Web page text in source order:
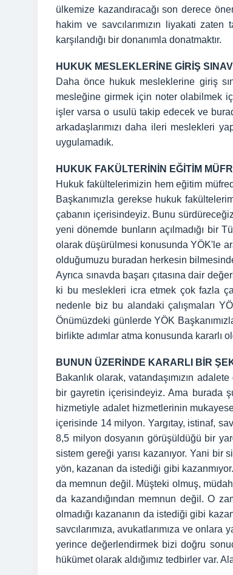
ülkemize kazandıracağı son derece
hakim ve savcılarımızın liyakati
karşılandığı bir donanımla donatmaktır.
HUKUK MESLEKLERİNE GİRİŞ
Daha önce hukuk mesleklerine giriş
mesleğine girmek için noter olabilmek
işler varsa o usulü takip edecek ve
arkadaşlarımızı daha ileri meslekleri
uygulamadık.
HUKUK FAKÜLTERİNİN EĞİTİM
Hukuk fakültelerimizin hem eğitim
Başkanımızla gerekse hukuk
çabanın içerisindeyiz. Bunu
yeni dönemde bunların açılmadığı bir
olarak düşürülmesi konusunda YÖK'le
olduğumuzu buradan herkesin
Ayrıca sınavda başarı çıtasına dair
ki bu meslekleri icra etmek çok fazla
nedenle biz bu alandaki çalışmaları
Önümüzdeki günlerde YÖK
birlikte adımlar atma konusunda kararlı
BUNUN ÜZERİNDE KARARLI BİR
Bakanlık olarak, vatandaşımızın
bir gayretin içerisindeyiz. Ama burada
hizmetiyle adalet hizmetlerinin
içerisinde 14 milyon. Yargıtay, istinaf,
8,5 milyon dosyanın görüşüldüğü bir
sistem gereği yarısı kazanıyor. Yani bir
yön, kazanan da istediği gibi
da memnun değil. Müşteki olmuş,
da kazandığından memnun değil. O
olmadığı kazananın da istediği gibi
savcılarımıza, avukatlarımıza ve
yerince değerlendirmek bizi doğru
hükümet olarak aldığımız tedbirler var.